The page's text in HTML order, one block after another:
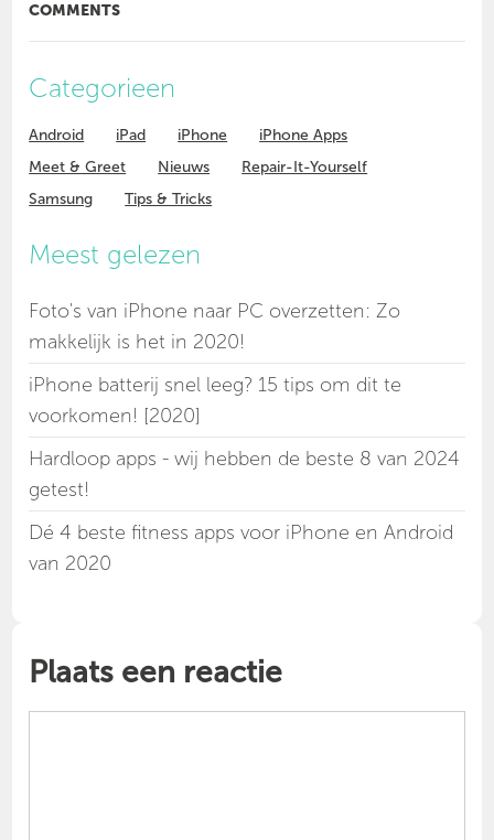
COMMENTS
Categorieen
Android iPad iPhone
iPhone Apps
Meet & Greet
Nieuws
Repair-It-Yourself
Samsung
Tips & Tricks
Meest gelezen
Foto's van iPhone naar PC overzetten: Zo
makkelijk is het in 2020!
iPhone batterij snel leeg? 15 tips om dit te
voorkomen! [2020]
Hardloop apps - wij hebben de beste 8 van 2024
getest!
Dé 4 beste fitness apps voor iPhone en Android
van 2020
Plaats een reactie